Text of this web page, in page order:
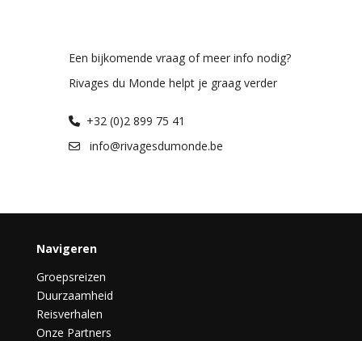
Een bijkomende vraag of meer info nodig?
Rivages du Monde helpt je graag verder
+32 (0)2 899 75 41
info@rivagesdumonde.be
Navigeren
Groepsreizen
Duurzaamheid
Reisverhalen
Onze Partners